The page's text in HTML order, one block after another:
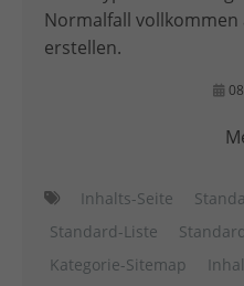
Normalfall vollkommen
erstellen.
Inhalts-Seite
Standard-Liste
Kategorie-Sitemap